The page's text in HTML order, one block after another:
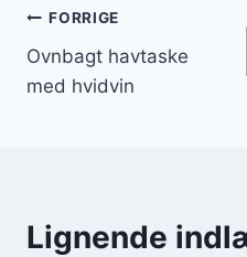
FORRIGE
Ovnbagt havtaske
med hvidvin
Lignende